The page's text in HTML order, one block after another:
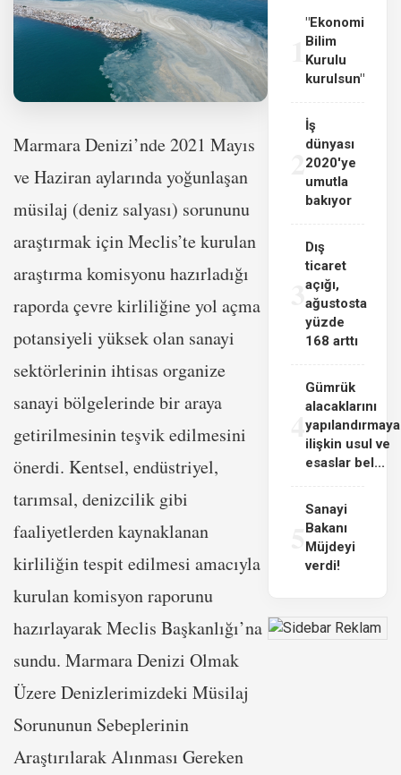
Marmara Denizi’nde 2021 Mayıs
ve Haziran aylarında yoğunlaşan
müsilaj (deniz salyası) sorununu
araştırmak için Meclis’te kurulan
araştırma komisyonu hazırladığı
raporda çevre kirliliğine yol açma
potansiyeli yüksek olan sanayi
sektörlerinin ihtisas organize
sanayi bölgelerinde bir araya
getirilmesinin teşvik edilmesini
önerdi. Kentsel, endüstriyel,
tarımsal, denizcilik gibi
faaliyetlerden kaynaklanan
kirliliğin tespit edilmesi amacıyla
kurulan komisyon raporunu
hazırlayarak Meclis Başkanlığı’na
sundu. Marmara Denizi Olmak
Üzere Denizlerimizdeki Müsilaj
Sorununun Sebeplerinin
Araştırılarak Alınması Gereken
"Ekonomi
Bilim
Kurulu
kurulsun"
İş
dünyası
2020'ye
umutla
bakıyor
3
Dış
ticaret
açığı,
ağustosta
yüzde
168 arttı
4
Gümrük
alacaklarını
yapılandırmaya
ilişkin usul ve
esaslar bel...
Sanayi
Bakanı
Müjdeyi
verdi!